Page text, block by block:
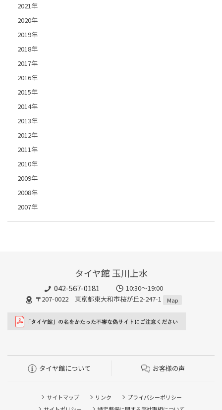
2021年
2020年
2019年
2018年
2017年
2016年
2015年
2014年
2013年
2012年
2011年
2010年
2009年
2008年
2007年
タイヤ館 玉川上水
042-567-0181
10:30～19:00
〒207-0022 東京都東大和市桜が丘2-247-1
Map
タイヤ館について お客様の声
サイトマップ リンク
プライバシーポリシー